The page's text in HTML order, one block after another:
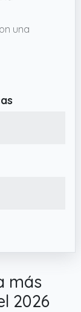
una
del
los
de
llaves
de
más
2026